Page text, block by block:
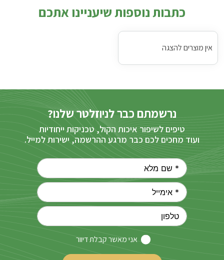
כתבות נוספות שיעניינו אתכם
אין מוצרים להצגה
נרשמתם כבר לניוזלטר שלנו?
טיפים לשיפור איכות הקול, טכניקות ייחודיות
ועוד מחכים לכם כבר מרגע ההרשמה, ישירות למייל.
אני מאשר קבלת דיוור